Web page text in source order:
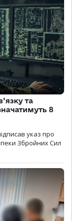
та
8
указ про
Збройних Сил